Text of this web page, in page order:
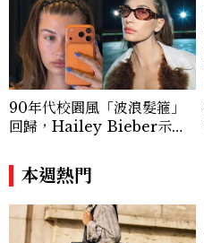
90年代校園風「波浪髮箍」
回歸，Hailey Bieber示範
u髮箍未開賣先爆紅！
本週熱門